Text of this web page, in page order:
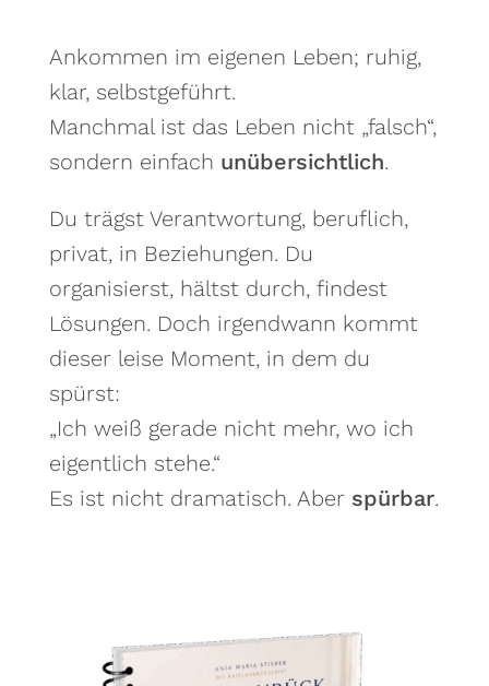
Ankommen im eigenen Leben; ruhig,
klar, selbstgeführt.
Manchmal ist das Leben nicht „falsch“,
sondern einfach unübersichtlich.
Du trägst Verantwortung, beruflich,
privat, in Beziehungen. Du
organisierst, hältst durch, findest
Lösungen. Doch irgendwann kommt
dieser leise Moment, in dem du
spürst:
„Ich weiß gerade nicht mehr, wo ich
eigentlich stehe.“
Es ist nicht dramatisch. Aber spürbar.